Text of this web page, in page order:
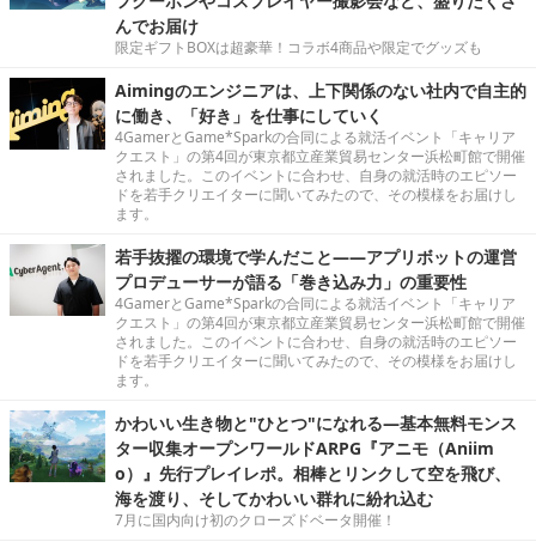
んでお届け
限定ギフトBOXは超豪華！コラボ4商品や限定でグッズも
Aimingのエンジニアは、上下関係のない社内で自主的
に働き、「好き」を仕事にしていく
4GamerとGame*Sparkの合同による就活イベント「キャリア
クエスト」の第4回が東京都立産業貿易センター浜松町館で開催
されました。このイベントに合わせ、自身の就活時のエピソー
ドを若手クリエイターに聞いてみたので、その模様をお届けし
ます。
若手抜擢の環境で学んだこと――アプリボットの運営
プロデューサーが語る「巻き込み力」の重要性
4GamerとGame*Sparkの合同による就活イベント「キャリア
クエスト」の第4回が東京都立産業貿易センター浜松町館で開催
されました。このイベントに合わせ、自身の就活時のエピソー
ドを若手クリエイターに聞いてみたので、その模様をお届けし
ます。
かわいい生き物と"ひとつ"になれる―基本無料モンス
ター収集オープンワールドARPG『アニモ（Aniim
o）』先行プレイレポ。相棒とリンクして空を飛び、
海を渡り、そしてかわいい群れに紛れ込む
7月に国内向け初のクローズドベータ開催！